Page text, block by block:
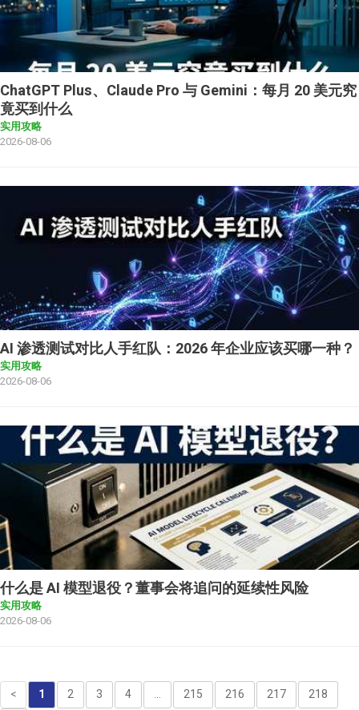
ChatGPT Plus、Claude Pro 与 Gemini：每月 20 美元究
竟买到什么
实用攻略
2026-08-06
AI 渗透测试对比人手红队：2026 年企业应该买哪一种？
实用攻略
2026-08-06
什么是 AI 模型退役？董事会将追问的延续性风险
实用攻略
2026-08-06
< 1 2 3 4 ... 215 216 217
218